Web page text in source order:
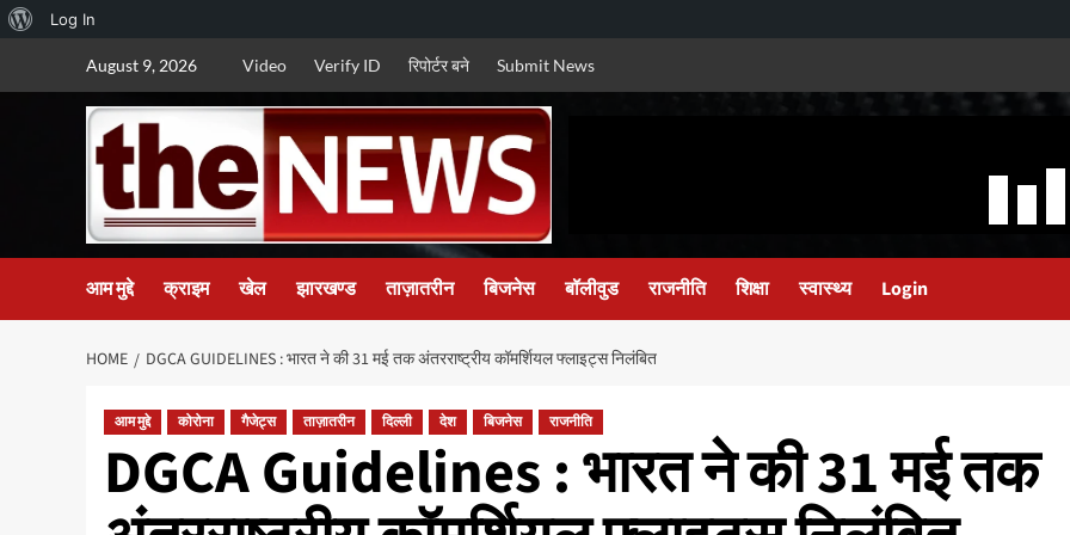
About
WordPress
Log In
August 9, 2026 Video Verify ID रिपोर्टर बने Submit News
आम मुद्दे क्राइम खेल झारखण्ड ताज़ातरीन बिजनेस बॉलीवुड राजनीति शिक्षा स्वास्थ्य Login
HOME DGCA GUIDELINES : भारत ने की 31 मई तक अंतरराष्‍ट्रीय कॉमर्शियल फ्लाइट्स निलंबित
आम मुद्दे कोरोना गैजेट्स ताज़ातरीन दिल्ली देश बिजनेस राजनीति
DGCA Guidelines : भारत ने की 31 मई तक